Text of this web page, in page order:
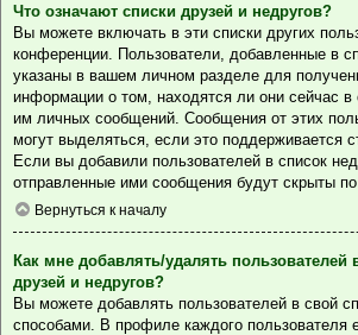
Что означают списки друзей и недругов?
Вы можете включать в эти списки других
конференции. Пользователи, добавленные в
указаны в вашем личном разделе для
информации о том, находятся ли они сейчас в
им личных сообщений. Сообщения от этих
могут выделяться, если это поддерживается
Если вы добавили пользователей в список
отправленные ими сообщения будут скрыты
Вернуться к началу
Как мне добавлять/удалять пользователей
друзей и недругов?
Вы можете добавлять пользователей в свой
способами. В профиле каждого пользователя